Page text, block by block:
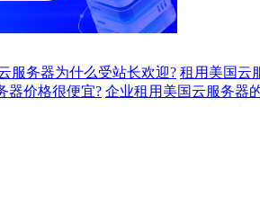
服务器为什么受站长欢迎? 租用美国云
器价格很便宜? 企业租用美国云服务器